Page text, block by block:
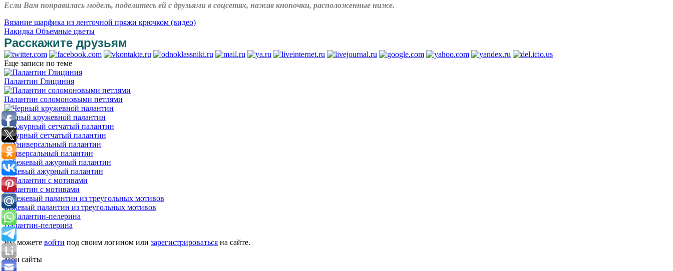
Если Вам понравилась модель, поделитесь ей с друзьями в соцсетях, нажав кнопочки, расположенные ниже.
Вязание шарфика из ленточной пряжи крючком (видео)
Накидка Объемные цветы
Расскажите друзьям
Еще записи по теме
Палантин Глициния
Палантин соломоновыми петлями
Черный кружевной палантин
Ажурный сетчатый палантин
Универсальный палантин
Бежевый ажурный палантин
Палантин с мотивами
Бежевый палантин из треугольных мотивов
Палантин-пелерина
Вы можете войти под своим логином или зарегистрироваться на сайте.
Мои сайты